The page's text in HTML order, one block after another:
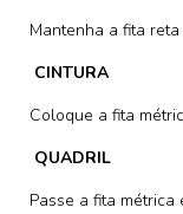
Mantenha a fita
CINTURA
Coloque a fita
QUADRIL
Passe a fita